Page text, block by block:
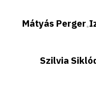
Mátyás Perger•
Szilvia